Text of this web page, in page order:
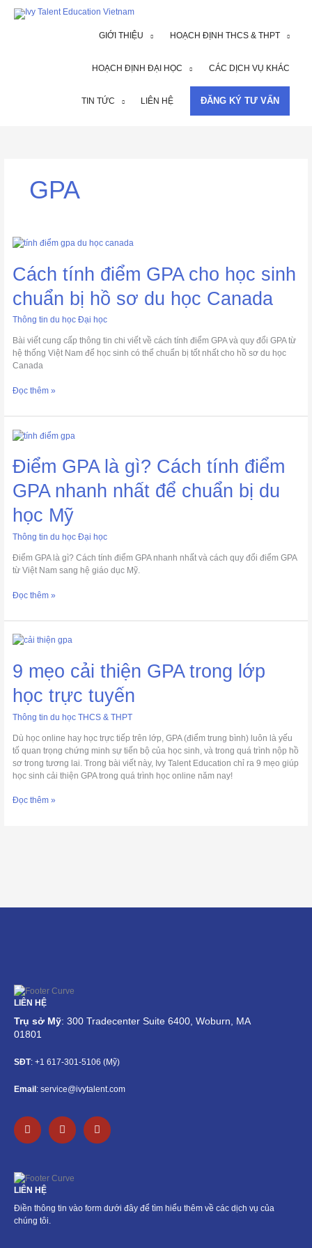
GIỚI THIỆU HOẠCH ĐỊNH THCS & THPT
HOẠCH ĐỊNH ĐẠI HỌC CÁC DỊCH VỤ KHÁC
TIN TỨC LIÊN HỆ ĐĂNG KÝ TƯ VẤN
GPA
Cách tính điểm GPA cho học sinh
chuẩn bị hồ sơ du học Canada
Thông tin du học Đại học
Bài viết cung cấp thông tin chi viết về cách tính điểm GPA và quy đổi GPA từ
hệ thống Việt Nam để học sinh có thể chuẩn bị tốt nhất cho hồ sơ du học
Canada
Cách
điểm
GPA
cho
học
sinh
bị
hồ
sơ
học
Đọc thêm »
Điểm GPA là gì? Cách tính điểm
GPA nhanh nhất để chuẩn bị du
học Mỹ
Thông tin du học Đại học
Điểm GPA là gì? Cách tính điểm GPA nhanh nhất và cách quy đổi điểm GPA
từ Việt Nam sang hệ giáo dục Mỹ.
Điểm
là
gì?
Cách
tính
điểm
GPA
nhanh
để
chuẩn
du
Mỹ
Đọc thêm »
9 mẹo cải thiện GPA trong lớp
học trực tuyến
Thông tin du học THCS & THPT
Dù học online hay học trực tiếp trên lớp, GPA (điểm trung bình) luôn là yếu
tố quan trọng chứng minh sự tiến bộ của học sinh, và trong quá trình nộp hồ
sơ trong tương lai. Trong bài viết này, Ivy Talent Education chỉ ra 9 mẹo giúp
học sinh cải thiện GPA trong quá trình học online năm nay!
9
cải
thiện
GPA
trong
lớp
trực
tuyến
Đọc thêm »
LIÊN HỆ
Trụ sở Mỹ: 300 Tradecenter Suite 6400, Woburn, MA
01801
SĐT: +1 617-301-5106 (Mỹ)
Email: service@ivytalent.com
F
a
c
o
o
k
-
f
L
i
n
i
-
i
E
n
v
LIÊN HỆ
Điền thông tin vào form dưới đây để tìm hiểu thêm về các dịch vụ của
chúng tôi.